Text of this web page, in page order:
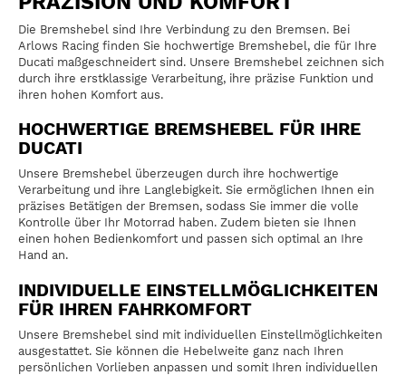
Die Bremshebel sind Ihre Verbindung zu den Bremsen. Bei
Arlows Racing finden Sie hochwertige Bremshebel, die für Ihre
Ducati maßgeschneidert sind. Unsere Bremshebel zeichnen sich
durch ihre erstklassige Verarbeitung, ihre präzise Funktion und
ihren hohen Komfort aus.
HOCHWERTIGE BREMSHEBEL FÜR IHRE
DUCATI
Unsere Bremshebel überzeugen durch ihre hochwertige
Verarbeitung und ihre Langlebigkeit. Sie ermöglichen Ihnen ein
präzises Betätigen der Bremsen, sodass Sie immer die volle
Kontrolle über Ihr Motorrad haben. Zudem bieten sie Ihnen
einen hohen Bedienkomfort und passen sich optimal an Ihre
Hand an.
INDIVIDUELLE EINSTELLMÖGLICHKEITEN
FÜR IHREN FAHRKOMFORT
Unsere Bremshebel sind mit individuellen Einstellmöglichkeiten
ausgestattet. Sie können die Hebelweite ganz nach Ihren
persönlichen Vorlieben anpassen und somit Ihren individuellen